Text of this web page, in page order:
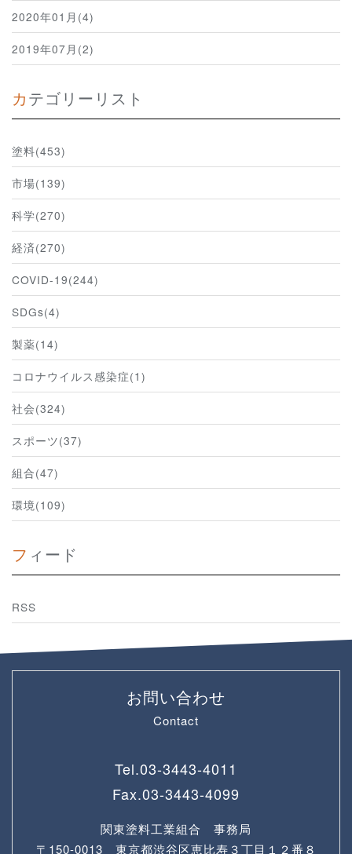
2020年01月(4)
2019年07月(2)
カテゴリーリスト
塗料(453)
市場(139)
科学(270)
経済(270)
COVID-19(244)
SDGs(4)
製薬(14)
コロナウイルス感染症(1)
社会(324)
スポーツ(37)
組合(47)
環境(109)
フィード
RSS
お問い合わせ
Contact
Tel.03-3443-4011
Fax.03-3443-4099
関東塗料工業組合 事務局
〒150-0013 東京都渋谷区恵比寿３丁目１２番８